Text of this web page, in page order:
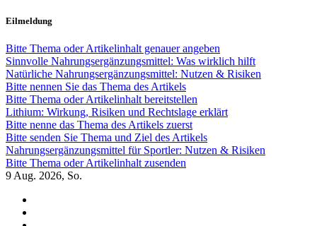
Zum
springen
Eilmeldung
Bitte Thema oder Artikelinhalt genauer angeben
Sinnvolle Nahrungsergänzungsmittel: Was wirklich hilft
Natürliche Nahrungsergänzungsmittel: Nutzen & Risiken
Bitte nennen Sie das Thema des Artikels
Bitte Thema oder Artikelinhalt bereitstellen
Lithium: Wirkung, Risiken und Rechtslage erklärt
Bitte nenne das Thema des Artikels zuerst
Bitte senden Sie Thema und Ziel des Artikels
Nahrungsergänzungsmittel für Sportler: Nutzen & Risiken
Bitte Thema oder Artikelinhalt zusenden
9 Aug. 2026, So.